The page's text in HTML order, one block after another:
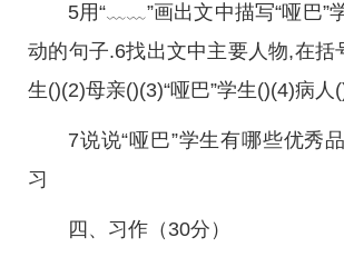
5用“﹏﹏”画出文中描写“哑巴”
动的句子.6找出文中主要人物,在括
生()(2)母亲()(3)“哑巴”学生()(4)病人
7说说“哑巴”学生有哪些优秀
习
四、习作（30分）